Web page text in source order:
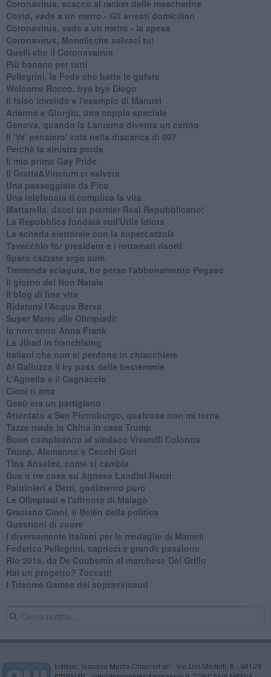
Coronavirus, scacco al racket delle mascherine
Covid, vade a un metro - Gli arresti domiciliari
Coronavirus, vade a un metro - la spesa
Coronavirus, Menelicche salvaci tu!
Quelli che il Coronavairus
Più banane per tutti
Pellegrini, la Fede che batte le gufate
Welcome Rocco, bye bye Diego
Il falso invalido e l'esempio di Manuel
Arianna e Giorgio, una coppia speciale
Genova, quando la Lanterna diventa un cerino
Il 'Va' pensiero' vola nella discarica di 007
Perchè la sinistra perde
Il mio primo Gay Pride
Il Gratta&Vincium ci salverà
Una passeggiata da Fico
Una telefonata ti complica la vita
Mattarella, dacci un premier Real Repubblicano!
La Repubblica fondata sull'Utile Idiota
La scheda elettorale con la supercazzola
Tavecchio for president e i rottamati risorti
Sparo cazzate ergo sum
Tremenda sciagura, ho perso l'abbonamento Pegaso
Il giorno del Non Natale
Il blog di fine vita
​Ridatemi l’Acqua Berva
Super Mario alle Olimpiadi!
Io non sono Anna Frank
​La Jihad in franchising
Italiani che non si perdono in chiacchiere
Al Galluzzo il by pass delle bestemmie
L'Agnello e il Cagnaccio
Cioni ti ama
​Gesù era un partigiano
Attentato a San Pietroburgo, qualcosa non mi torna
Tazze made in China in casa Trump
Buon compleanno al sindaco Vivarelli Colonna
Trump, Alemanno e Cecchi Gori
Tina Anselmi, come si cambia
Due o tre cose su Agnese Landini Renzi
Paltrinieri e Detti, godimento puro
Le Olimpiadi e l'affronto di Malagò
Graziano Cioni, il Belèn della politica
Questioni di cuore
I diversamente italiani per le medaglie di Mameli
Federica Pellegrini, capricci e grande passione
RIo 2016, da De Coubertin al marchese Del Grillo
​Hai un progetto? Toccati!
​I Trisome Games dei sopravvissuti
Editore Toscana Media Channel srl - Via Dei Martelli, 8 - 50129